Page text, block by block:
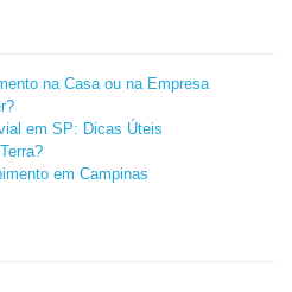
na Casa ou na Empresa
em SP: Dicas Úteis
em Campinas